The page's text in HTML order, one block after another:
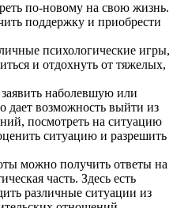
по-новому на свою жизнь.
поддержку и приобрести
психологические игры,
и отдохнуть от тяжелых,
наболевшую или
дает возможность выйти из
посмотреть на ситуацию
ситуацию и разрешить
можно получить ответы на
часть. Здесь есть
различные ситуации из